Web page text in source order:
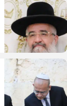
וידאו
וידאו